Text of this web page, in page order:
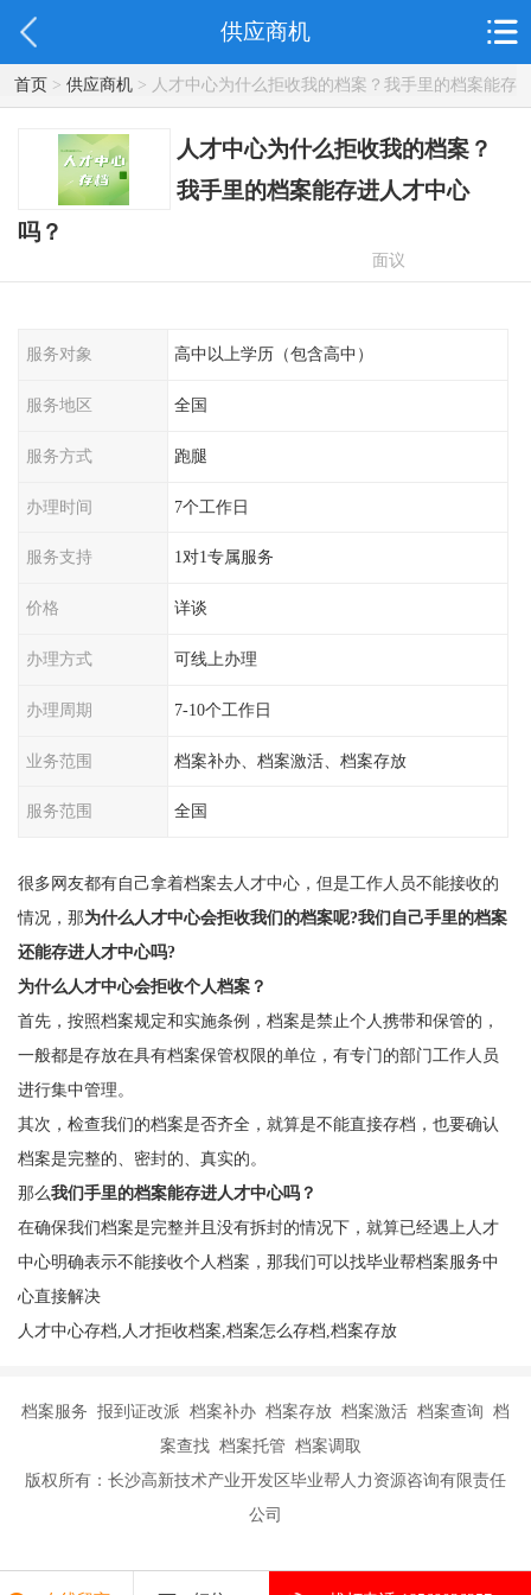
供应商机
首页> 供应商机> 人才中心为什么拒收我的档案？我手里的档案能存
进人才中心吗？
人才中心为什么拒收我的档案？
我手里的档案能存进人才中心
吗？
面议
服务对象 高中以上学历（包含高中）
服务地区 全国
服务方式 跑腿
办理时间 7个工作日
服务支持 1对1专属服务
价格 详谈
办理方式 可线上办理
办理周期 7-10个工作日
业务范围 档案补办、档案激活、档案存放
服务范围 全国
很多网友都有自己拿着档案去人才中心，但是工作人员不能接收的
情况，那为什么人才中心会拒收我们的档案呢?我们自己手里的档案
还能存进人才中心吗?
为什么人才中心会拒收个人档案？
首先，按照档案规定和实施条例，档案是禁止个人携带和保管的，
一般都是存放在具有档案保管权限的单位，有专门的部门工作人员
进行集中管理。
其次，检查我们的档案是否齐全，就算是不能直接存档，也要确认
档案是完整的、密封的、真实的。
那么我们手里的档案能存进人才中心吗？
在确保我们档案是完整并且没有拆封的情况下，就算已经遇上人才
中心明确表示不能接收个人档案，那我们可以找毕业帮档案服务中
心直接解决
人才中心存档,人才拒收档案,档案怎么存档,档案存放
档案服务 报到证改派 档案补办 档案存放 档案激活 档案查询 档
案查找 档案托管 档案调取
版权所有：长沙高新技术产业开发区毕业帮人力资源咨询有限责任
公司